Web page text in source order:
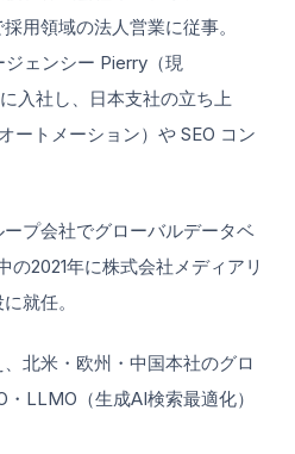
用領域の法人営業に従事。
ェンシー Pierry（現
入社し、日本支社の立ち上
ートメーション）や SEO コン
プ会社でグローバルデータベ
の2021年に株式会社メディアリ
就任。
北米・欧州・中国本社のグロ
LLMO（生成AI検索最適化）